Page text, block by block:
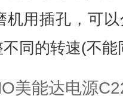
机用插孔，可
同的转速(不